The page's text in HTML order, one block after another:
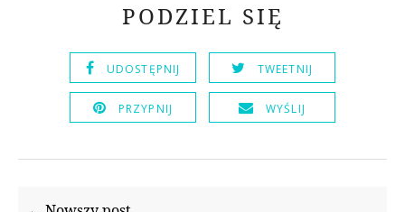
PODZIEL SIĘ
UDOSTĘPNIJ TWEETNIJ
PRZYPNIJ WYŚLIJ